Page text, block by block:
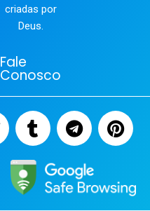
criadas por
Deus.
Fale
Conosco